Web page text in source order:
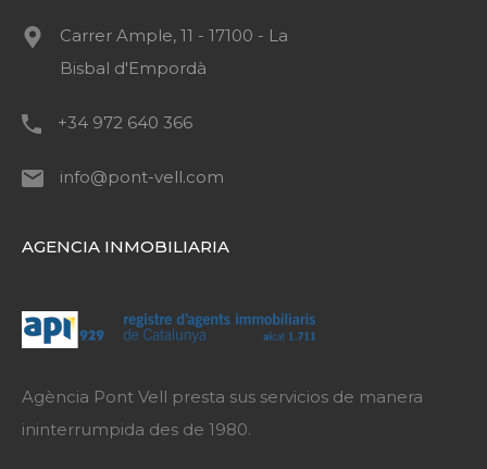
Carrer Ample, 11 - 17100 - La
Bisbal d'Empordà
+34 972 640 366
info@pont-vell.com
AGENCIA INMOBILIARIA
Agència Pont Vell presta sus servicios de manera
ininterrumpida des de 1980.